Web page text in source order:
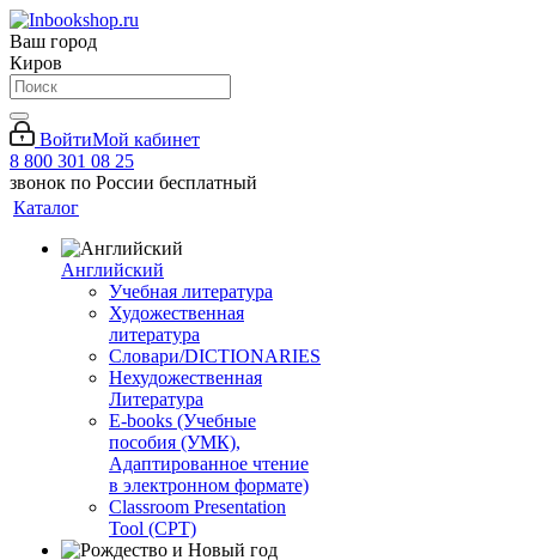
Ваш город
Киров
ВойтиМой кабинет
8 800 301 08 25
звонок по России бесплатный
Каталог
Английский
Учебная литература
Художественная
литература
Словари/DICTIONARIES
Нехудожественная
Литература
E-books (Учебные
пособия (УМК),
Адаптированное чтение
в электронном формате)
Classroom Presentation
Tool (CPT)